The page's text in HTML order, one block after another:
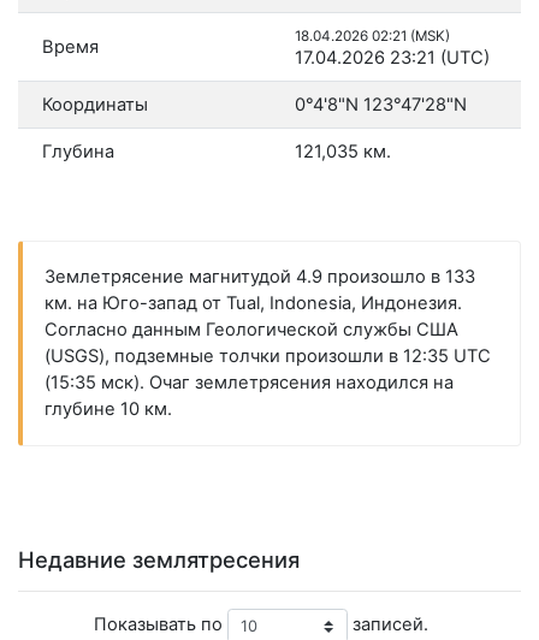
Время 18.04.2026 02:21 (MSK)
17.04.2026 23:21 (UTC)
Координаты 0°4'8"N 123°47'28"N
Глубина 121,035 км.
Землетрясение магнитудой 4.9 произошло в 133
км. на Юго-запад от Tual, Indonesia, Индонезия.
Согласно данным Геологической службы США
(USGS), подземные толчки произошли в 12:35 UTC
(15:35 мск). Очаг землетрясения находился на
глубине 10 км.
Недавние землятресения
Показывать по записей.